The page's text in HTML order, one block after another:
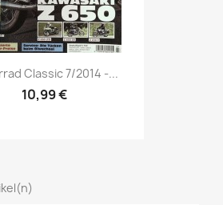
Vorschau
Classic 7/2014 -...
10,99 €